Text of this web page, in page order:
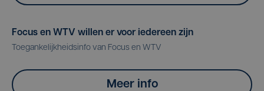
Focus en WTV willen er voor iedereen zijn
Toegankelijkheidsinfo van Focus en WTV
Meer info